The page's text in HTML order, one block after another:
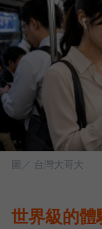
圖／ 台灣大哥大
世界級的